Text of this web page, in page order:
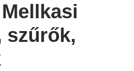
szűrők,